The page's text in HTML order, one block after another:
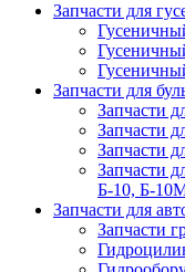
Запчасти для
Запчасти для
Запчасти
Запчасти
Запчасти
Запчасти
Б-10, Б-
Запчасти для
Запчасти